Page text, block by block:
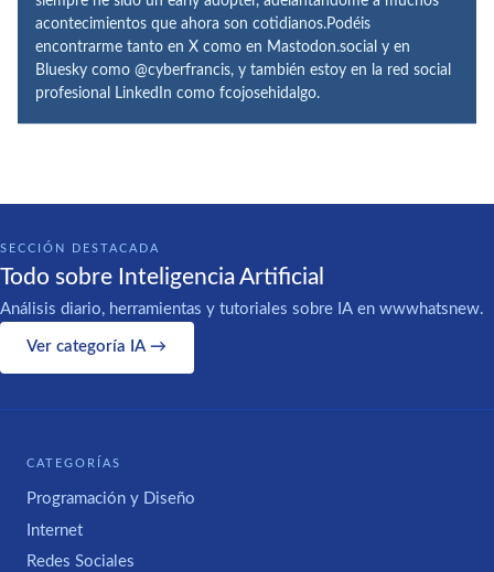
acontecimientos que ahora son cotidianos.Podéis
encontrarme tanto en X como en Mastodon.social y en
Bluesky como @cyberfrancis, y también estoy en la red social
profesional LinkedIn como fcojosehidalgo.
SECCIÓN DESTACADA
Todo sobre Inteligencia Artificial
Análisis diario, herramientas y tutoriales sobre IA en wwwhatsnew.
Ver categoría IA →
CATEGORÍAS
Programación y Diseño
Internet
Redes Sociales